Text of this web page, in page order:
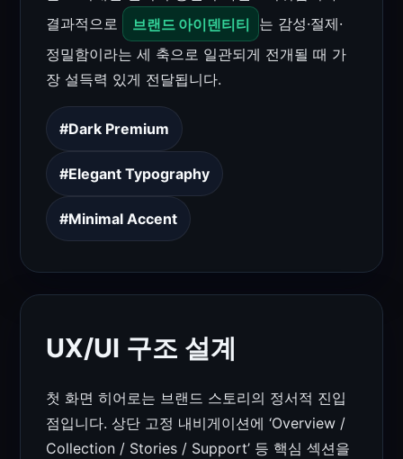
결과적으로
브랜드 아이덴티티
는 감성·절제·
정밀함이라는 세 축으로 일관되게 전개될 때 가
장 설득력 있게 전달됩니다.
#Dark Premium
#Elegant Typography
#Minimal Accent
UX/UI 구조 설계
첫 화면 히어로는 브랜드 스토리의 정서적 진입
점입니다. 상단 고정 내비게이션에 ‘Overview /
Collection / Stories / Support’ 등 핵심 섹션을